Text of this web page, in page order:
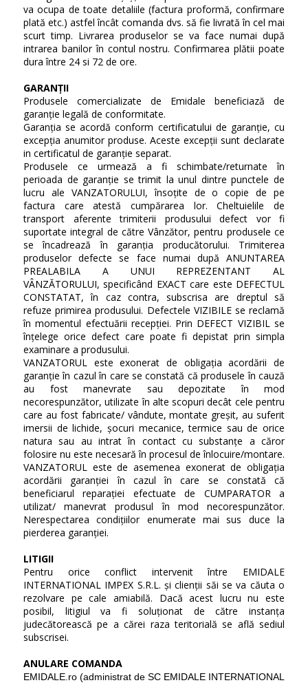
va ocupa de toate detaliile (factura proformă, confirmare
plată etc.) astfel încât comanda dvs. să fie livrată în cel mai
scurt timp. Livrarea produselor se va face numai după
intrarea banilor în contul nostru. Confirmarea plătii poate
dura între 24 si 72 de ore.
GARANȚII
Produsele comercializate de Emidale beneficiază de
garanție legală de conformitate.
Garanția se acordă conform certificatului de garanție, cu
excepția anumitor produse. Aceste excepții sunt declarate
in certificatul de garanție separat.
Produsele ce urmează a fi schimbate/returnate în
perioada de garanție se trimit la unul dintre punctele de
lucru ale VANZATORULUI, însoțite de o copie de pe
factura care atestă cumpărarea lor. Cheltuielile de
transport aferente trimiterii produsului defect vor fi
suportate integral de către Vânzător, pentru produsele ce
se încadrează în garanția producătorului. Trimiterea
produselor defecte se face numai după ANUNTAREA
PREALABILA A UNUI REPREZENTANT AL
VÂNZĂTORULUI, specificând EXACT care este DEFECTUL
CONSTATAT, în caz contra, subscrisa are dreptul să
refuze primirea produsului. Defectele VIZIBILE se reclamă
în momentul efectuării recepției. Prin DEFECT VIZIBIL se
înțelege orice defect care poate fi depistat prin simpla
examinare a produsului.
VANZATORUL este exonerat de obligația acordării de
garanție în cazul în care se constată că produsele în cauză
au fost manevrate sau depozitate în mod
necorespunzător, utilizate în alte scopuri decât cele pentru
care au fost fabricate/ vândute, montate greșit, au suferit
imersii de lichide, șocuri mecanice, termice sau de orice
natura sau au intrat în contact cu substanțe a căror
folosire nu este necesară în procesul de înlocuire/montare.
VANZATORUL este de asemenea exonerat de obligația
acordării garanției în cazul în care se constată că
beneficiarul reparației efectuate de CUMPARATOR a
utilizat/ manevrat produsul în mod necorespunzător.
Nerespectarea condițiilor enumerate mai sus duce la
pierderea garanției.
LITIGII
Pentru orice conflict intervenit între EMIDALE
INTERNATIONAL IMPEX S.R.L. și clienții săi se va căuta o
rezolvare pe cale amiabilă. Dacă acest lucru nu este
posibil, litigiul va fi soluționat de către instanţa
judecătorească pe a cărei raza teritorială se află sediul
subscrisei.
ANULARE COMANDA
EMIDALE.ro (administrat de SC EMIDALE INTERNATIONAL